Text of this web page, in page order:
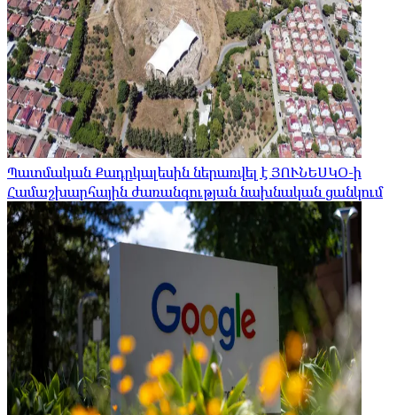
Պատմական Քադըկալեսին ներառվել է ՅՈՒՆԵՍԿՕ-ի
Համաշխարհային ժառանգության նախնական ցանկում